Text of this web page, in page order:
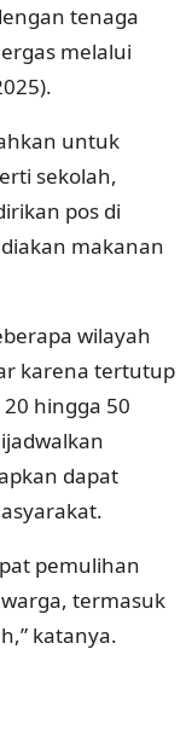
tenaga
melalui
untuk
sekolah,
pos di
makanan
wilayah
karena tertutup
hingga 50
dapat
pemulihan
termasuk
katanya.